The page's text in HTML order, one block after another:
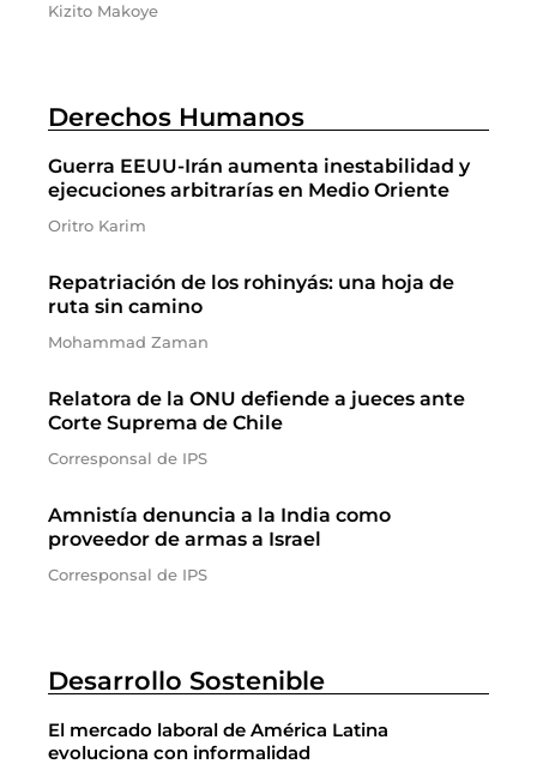
Kizito Makoye
Derechos Humanos
Guerra EEUU-Irán aumenta inestabilidad y
ejecuciones arbitrarías en Medio Oriente
Oritro Karim
Repatriación de los rohinyás: una hoja de
ruta sin camino
Mohammad Zaman
Relatora de la ONU defiende a jueces ante
Corte Suprema de Chile
Corresponsal de IPS
Amnistía denuncia a la India como
proveedor de armas a Israel
Corresponsal de IPS
Desarrollo Sostenible
El mercado laboral de América Latina
evoluciona con informalidad